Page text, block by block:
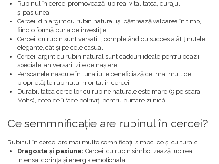
Rubinul în cercei promovează iubirea, vitalitatea, curajul
și pasiunea.
Cerceii din argint cu rubin natural iși păstrează valoarea în timp,
fiind o formă bună de investiție.
Cerceii cu rubin sunt versatili, completând cu succes atât ținutele
elegante, cât și pe cele casual.
Cerceii argint cu rubin natural sunt cadouri ideale pentru ocazii
speciale: aniversări, zile de naștere.
Persoanele născute în luna iulie beneficiază cel mai mult de
proprietățile rubinului montat în cercei.
Durabilitatea cerceilor cu rubine naturale este mare (9 pe scara
Mohs), ceea ce îi face potriviți pentru purtare zilnică.
Ce semmnificație are rubinul în cercei?
Rubinul în cercei are mai multe semnificații simbolice și culturale:
Dragoste și pasiune: Cerceii cu rubin simbolizează iubirea
intensă, dorința și energia emoțională.